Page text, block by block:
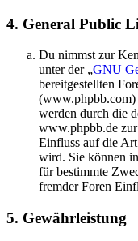
4. General Public
Du nimmst zur
unter der „GNU
bereitgestellten
(www.phpbb.com)
werden durch die
www.phpbb.de
Einfluss auf die
wird. Sie können
für bestimmte
fremder Foren
5. Gewährleistung